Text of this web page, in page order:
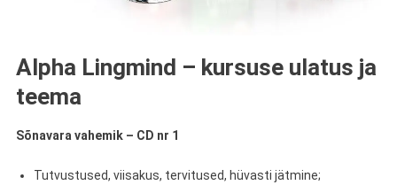
Alpha Lingmind – kursuse ulatus ja
teema
Sõnavara vahemik – CD nr 1
Tutvustused, viisakus, tervitused, hüvasti jätmine;